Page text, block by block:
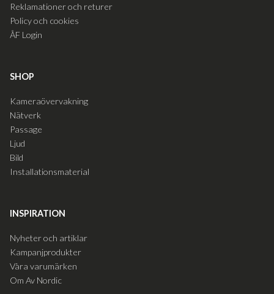
Reklamationer och returer
Policy och cookies
ÅF Login
SHOP
Kameraövervakning
Nätverk
Passage
Ljud
Bild
Installationsmaterial
INSPIRATION
Nyheter och artiklar
Kampanjprodukter
Våra varumärken
Om Av Nordic